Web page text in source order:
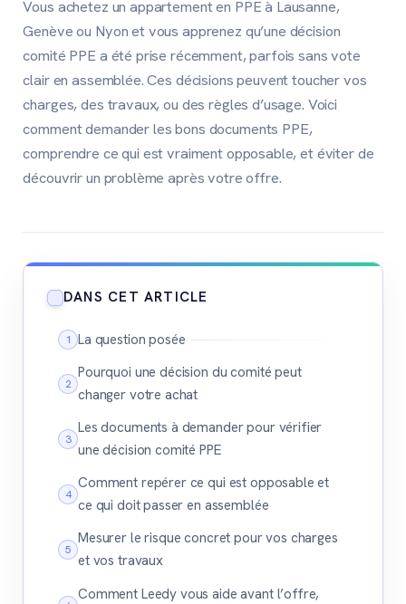
Vous achetez un appartement en PPE à Lausanne,
Genève ou Nyon et vous apprenez qu’une décision
comité PPE a été prise récemment, parfois sans vote
clair en assemblée. Ces décisions peuvent toucher vos
charges, des travaux, ou des règles d’usage. Voici
comment demander les bons documents PPE,
comprendre ce qui est vraiment opposable, et éviter de
découvrir un problème après votre offre.
DANS CET ARTICLE
La question posée
Pourquoi une décision du comité peut
changer votre achat
Les documents à demander pour vérifier
une décision comité PPE
Comment repérer ce qui est opposable et
ce qui doit passer en assemblée
Mesurer le risque concret pour vos charges
et vos travaux
Comment Leedy vous aide avant l’offre,